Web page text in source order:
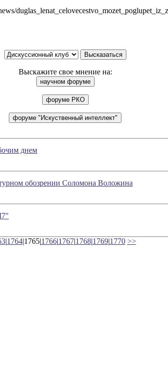
Выскажите свое мнение на:
днем
обозрении Соломона Воложина
|1764|1765|1766|1767|1768|1769|1770 >>